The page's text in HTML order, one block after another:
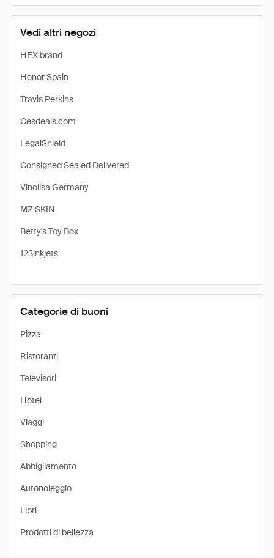
Vedi altri negozi
HEX brand
Honor Spain
Travis Perkins
Cesdeals.com
LegalShield
Consigned Sealed Delivered
Vinolisa Germany
MZ SKIN
Betty's Toy Box
123inkjets
Categorie di buoni
Pizza
Ristoranti
Televisori
Hotel
Viaggi
Shopping
Abbigliamento
Autonoleggio
Libri
Prodotti di bellezza